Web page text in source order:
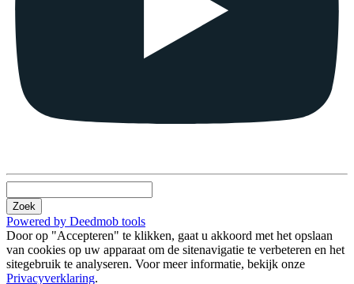
Zoek
Powered by Deedmob tools
Door op "Accepteren" te klikken, gaat u akkoord met het opslaan
van cookies op uw apparaat om de sitenavigatie te verbeteren en het
sitegebruik te analyseren. Voor meer informatie, bekijk onze
Privacyverklaring.